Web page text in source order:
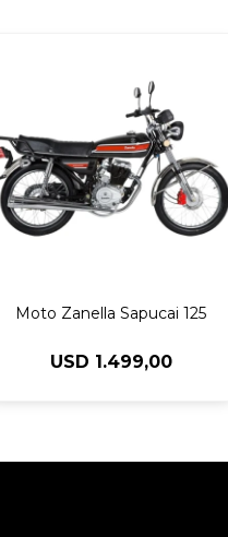
Moto Zanella Sapucai 125
USD 1.499,00